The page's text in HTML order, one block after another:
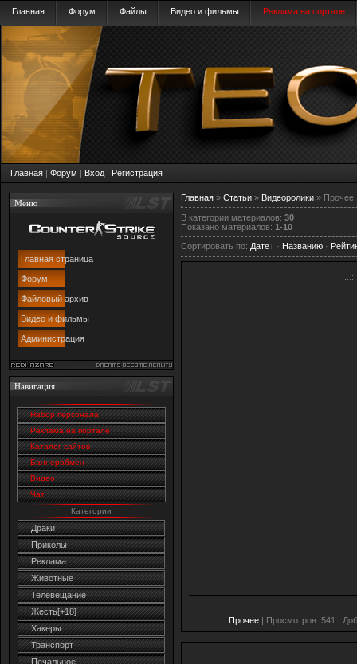
Главная Форум Файлы Видео и фильмы Реклама на портале
Главная | Форум | Вход | Регистрация
Меню
Главная страница
Форум
Файловый архив
Видео и фильмы
Администрация
Навигация
Набор персонала
Реклама на портале
Каталог сайтов
Баннеробмен
Видео
Чат
Категории
Драки
Приколы
Реклама
Животные
Телевещание
Жесть[+18]
Хакеры
Транспорт
Печальное
Главная » Статьи » Видеоролики » Прочее
В категории материалов: 30
Показано материалов: 1-10
Сортировать по: Дате · Названию ·
Прочее | Просмотров: 541 |